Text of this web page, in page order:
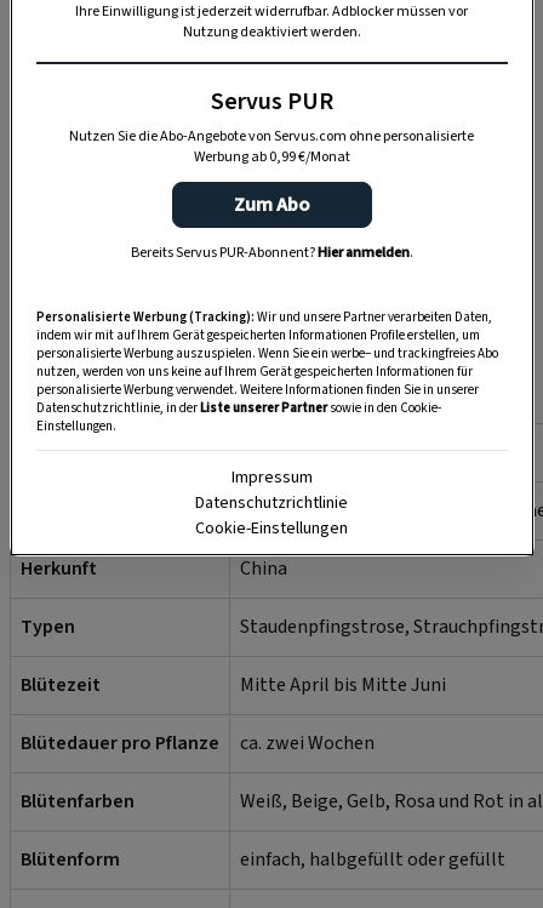
„Servus Garten“ auf WhatsApp
Nutzen Sie WhatsApp auf Ihrem Handy und lieben es, auf
dem Balkon, der Terrasse oder im Garten zu werkeln? In
unserem kostenlosen WhatsApp-Kanal finden Sie täglich
Tipps und Tricks für Garten, Terrasse, Balkon- und
Zimmerpflanzen.
HIER MEHR ERFAHREN
Andere Namen Päonie, Benediktinerrose
Pfingstrosengewächse
Herkunft China
Typen Staudenpfingstrose,
Blütezeit Mitte April bis Mitte Juni
Blütedauer pro Pflanze ca. zwei Wochen
Blütenfarben Weiß, Beige, Gelb, Rosa und Rot in
Blütenform einfach, halbgefüllt oder gefüllt
Ihre Einwilligung ist jederzeit widerrufbar. Adblocker müssen vor
Nutzung deaktiviert werden.
Servus PUR
Nutzen Sie die Abo-Angebote von Servus.com ohne personalisierte
Werbung ab 0,99 €/Monat
Zum Abo
Bereits Servus PUR-Abonnent?Hier anmelden.
Personalisierte Werbung (Tracking): Wir und unsere Partner verarbeiten Daten,
indem wir mit auf Ihrem Gerät gespeicherten Informationen Profile erstellen, um
personalisierte Werbung auszuspielen. Wenn Sie ein werbe– und trackingfreies Abo
nutzen, werden von uns keine auf Ihrem Gerät gespeicherten Informationen für
personalisierte Werbung verwendet. Weitere Informationen finden Sie in unserer
Datenschutzrichtlinie, in derListe unserer Partnersowie in den Cookie-
Einstellungen.
Impressum
Datenschutzrichtlinie
Cookie-Einstellungen